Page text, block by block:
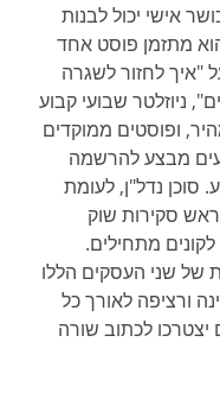
אישי יכול לבנות
מתזמן פוסט אחד
"איך לחזור לשגרה
ניוזלטר שבועי קבוע
ופוסטים ממוקדים
מבצע להרשמה
סוכן נדל"ן, לעומת
סקירות שוק
מתחילים.
של שני העסקים הללו
ורציפה לאורך כל
לכתוב שורה